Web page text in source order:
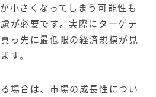
小さくなってしまう可能性も
が必要です。実際にターゲテ
っ先に最低限の経済規模が見
す。
場合は、市場の成長性につい